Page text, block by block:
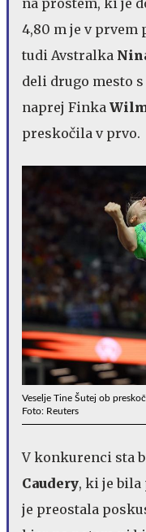
4,80 m je v prvem
tudi Avstralka
deli drugo mesto s
naprej Finka
preskočila v prvo.
Veselje Tine Šutej ob
Foto: Reuters
V konkurenci sta
Caudery, ki je bila
je preostala